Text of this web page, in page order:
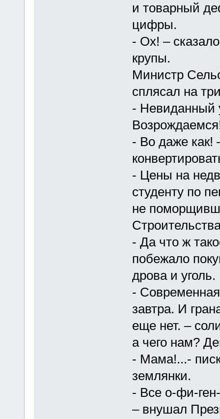
и товарный
цифры.
- Ох! –
крупы.
Министр
сплясал на
- Невиданный
- Во даже как!
- Цены на
студенту по
не
- Да что ж
побежало
дрова и уголь.
-
завтра. И
еще нет. –
а чего нам?
- Мама!...-
землянки.
- Все о-фи-
– внушал